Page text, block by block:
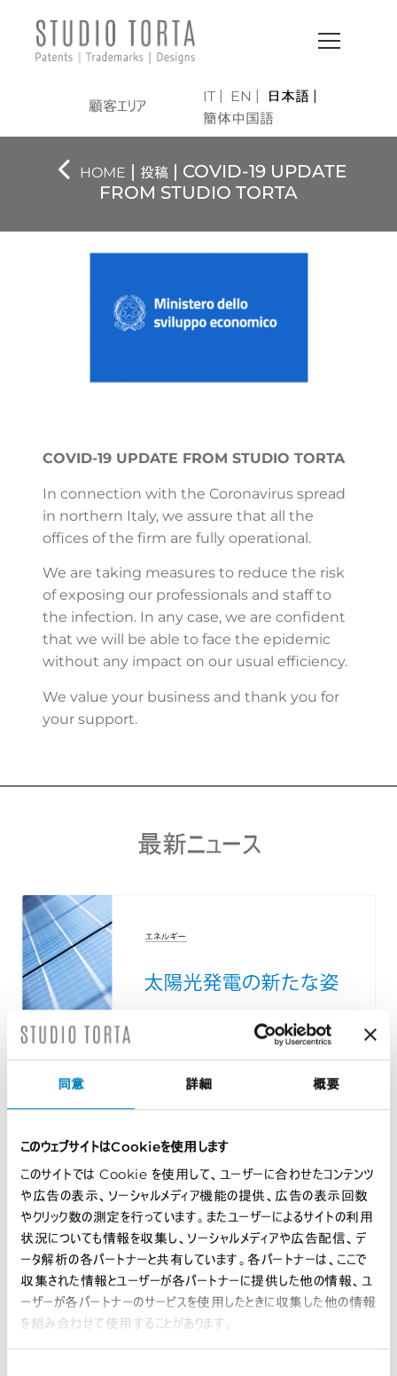
同意 詳細 概要
このウェブサイトはCookieを使用します
このサイトでは Cookie を使用して、ユーザーに合わせたコンテンツ
や広告の表示、ソーシャルメディア機能の提供、広告の表示回数
やクリック数の測定を行っています。またユーザーによるサイトの利用
状況についても情報を収集し、ソーシャルメディアや広告配信、デ
ータ解析の各パートナーと共有しています。各パートナーは、ここで
収集された情報とユーザーが各パートナーに提供した他の情報、ユ
ーザーが各パートナーのサービスを使用したときに収集した他の情報
を組み合わせて使用することがあります。
顧客エリア
IT EN
日本語
簡体中国語
HOME | 投稿 | COVID-19 UPDATE
FROM STUDIO TORTA
COVID-19 UPDATE FROM STUDIO TORTA
In connection with the Coronavirus spread
in northern Italy, we assure that all the
offices of the firm are fully operational.
We are taking measures to reduce the risk
of exposing our professionals and staff to
the infection. In any case, we are confident
that we will be able to face the epidemic
without any impact on our usual efficiency.
We value your business and thank you for
your support.
最新ニュース
太陽光発電の新たな姿 技術、モジュール、そし...
2026年8月7日 | インサイト
現代のエネルギー市場において、太陽光発電 […]